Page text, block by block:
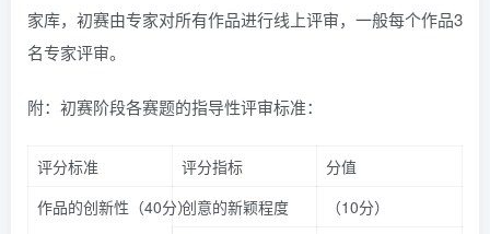
家库，初赛由专家对所有作品进行线上评审，一般每个作品3
名专家评审。
附：初赛阶段各赛题的指导性评审标准：
评分标准 评分指标
分值
作品的创新性（40分）创意的新颖程度
（10分）